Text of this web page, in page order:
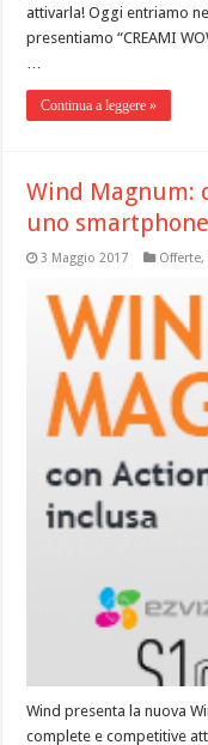
attivarla! Oggi entriamo
presentiamo “CREAMI
Continua a leggere »
Wind Magnum:
uno smartphone
3 Maggio 2017 Offerte,
Wind presenta la nuova
complete e competitive